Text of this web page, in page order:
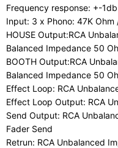
Frequency response: +-
Input: 3 x Phono: 47K
HOUSE Output:RCA
Balanced Impedance 50
BOOTH Output:RCA
Balanced Impedance 50
Effect Loop: RCA
Effect Loop Output: RCA
Send Output: RCA
Fader Send
Retrun: RCA Unbalanced